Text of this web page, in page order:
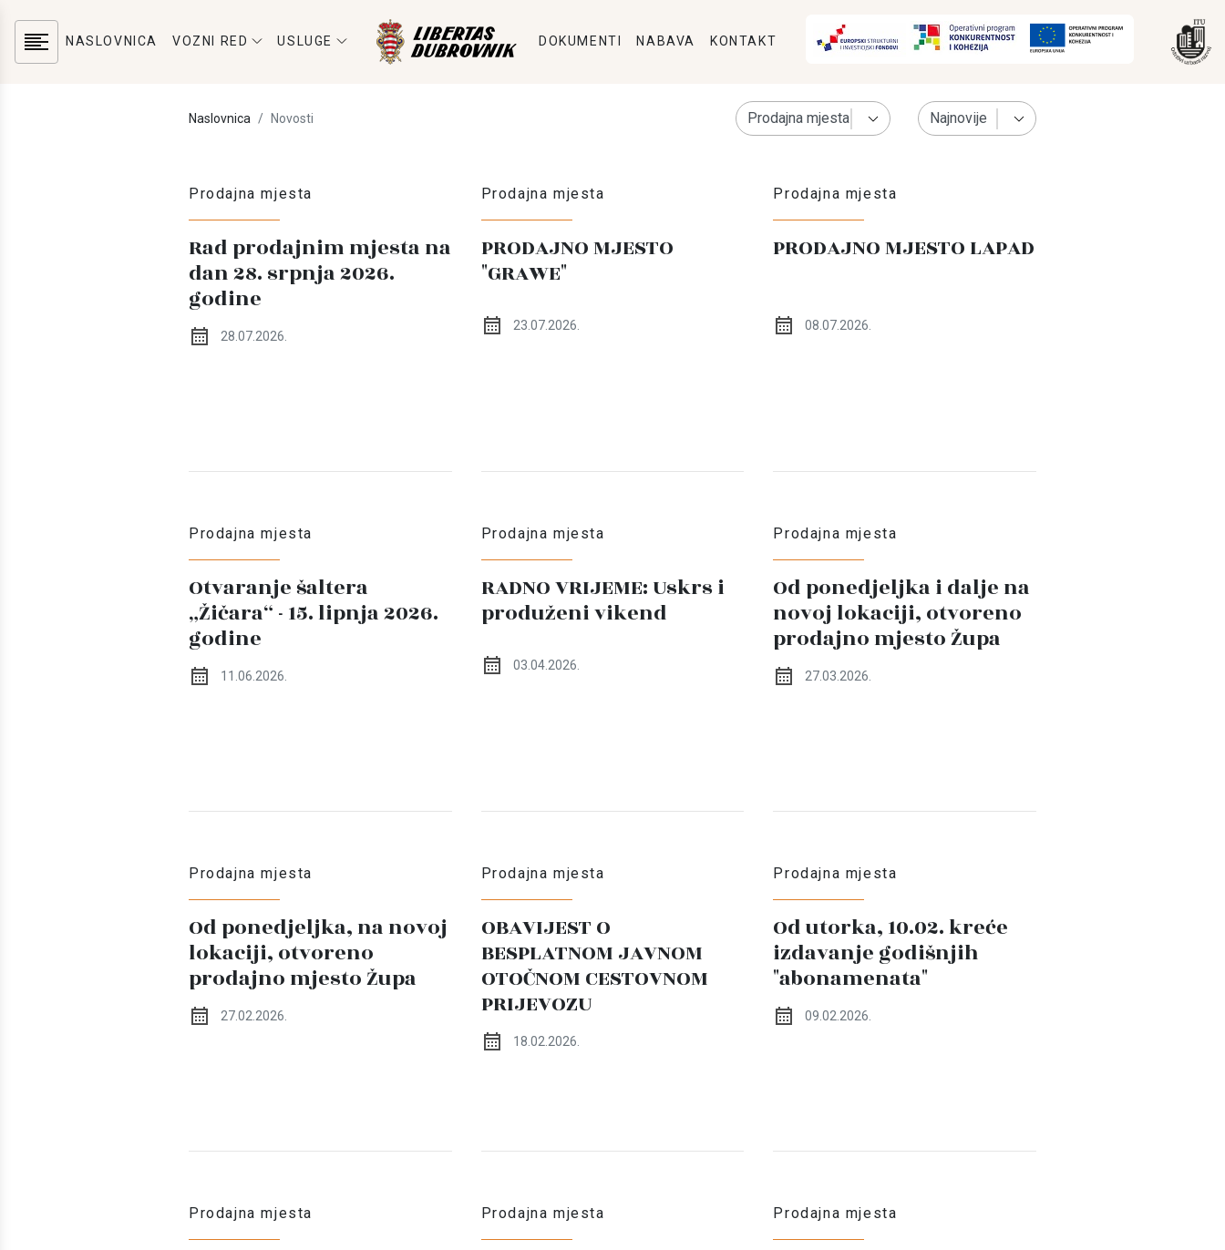
NASLOVNICA VOZNI RED USLUGE DOKUMENTI NABAVA KONTAKT
Naslovnica Novosti
Prodajna mjesta
Rad prodajnim mjesta na
dan 28. srpnja 2026.
godine
28.07.2026.
Prodajna mjesta
PRODAJNO MJESTO
"GRAWE"
23.07.2026.
Prodajna mjesta
PRODAJNO MJESTO LAPAD
08.07.2026.
Prodajna mjesta
Otvaranje šaltera
„Žičara“ - 15. lipnja 2026.
godine
11.06.2026.
Prodajna mjesta
RADNO VRIJEME: Uskrs i
produženi vikend
03.04.2026.
Prodajna mjesta
Od ponedjeljka i dalje na
novoj lokaciji, otvoreno
prodajno mjesto Župa
27.03.2026.
Prodajna mjesta
Od ponedjeljka, na novoj
lokaciji, otvoreno
prodajno mjesto Župa
27.02.2026.
Prodajna mjesta
OBAVIJEST O
BESPLATNOM JAVNOM
OTOČNOM CESTOVNOM
PRIJEVOZU
18.02.2026.
Prodajna mjesta
Od utorka, 10.02. kreće
izdavanje godišnjih
"abonamenata"
09.02.2026.
Prodajna mjesta Prodajna mjesta Prodajna mjesta